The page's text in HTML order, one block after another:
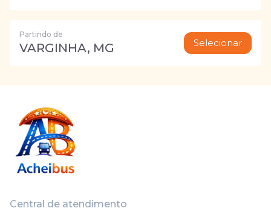
Partindo de
VARGINHA, MG Selecionar
Central de atendimento